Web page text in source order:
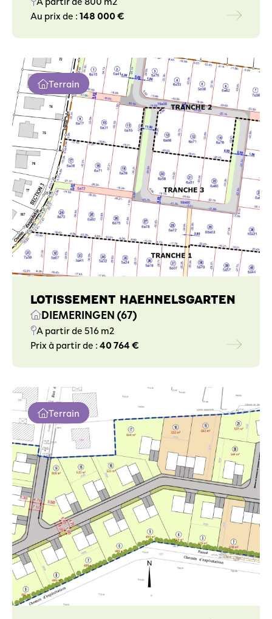
Au prix de :148 000 €
Terrain
LOTISSEMENT HAEHNELSGARTEN
DIEMERINGEN (67)
A partir de 516 m2
Prix à partir de :40 764 €
Terrain